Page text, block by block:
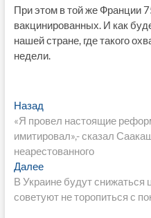
При этом в той же Франции
вакцинированных. И как
нашей стране, где такого
недели.
Навигация
по
записям
НазадПредыдущая
запись:
«Я провел настоящие
имитировал»,- сказал
неарестованного
ДалееСледующая
запись:
В Украине будут
советуют не торопиться с